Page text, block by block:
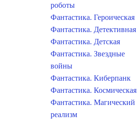
роботы
Фантастика. Героическая
Фантастика. Детективная
Фантастика. Детская
Фантастика. Звездные
войны
Фантастика. Киберпанк
Фантастика. Космическая
Фантастика. Магический
реализм